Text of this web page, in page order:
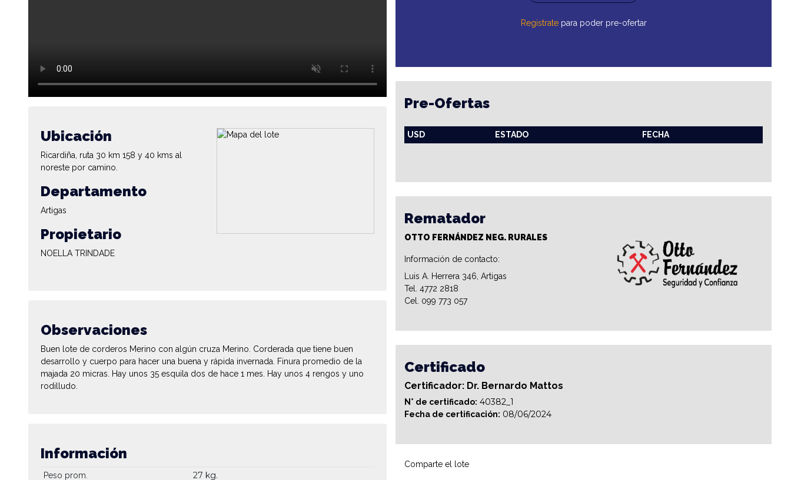
Ubicación
Ricardiña, ruta 30 km 158 y 40 kms al
noreste por camino.
Departamento
Artigas
Propietario
NOELLA TRINDADE
Observaciones
Buen lote de corderos Merino con algún cruza Merino. Corderada que tiene buen
desarrollo y cuerpo para hacer una buena y rápida invernada. Finura promedio de la
majada 20 micras. Hay unos 35 esquila dos de hace 1 mes. Hay unos 4 rengos y uno
rodilludo.
Información
Peso prom. 27 kg.
Registratepara poder pre-ofertar
Pre-Ofertas
USD ESTADO FECHA
Rematador
OTTO FERNÁNDEZ NEG. RURALES
Información de contacto:
Luis A. Herrera 346, Artigas
Tel. 4772 2818
Cel. 099 773 057
Certificado
Certificador: Dr. Bernardo Mattos
N° de certificado: 40382_1
Fecha de certificación: 08/06/2024
Comparte el lote